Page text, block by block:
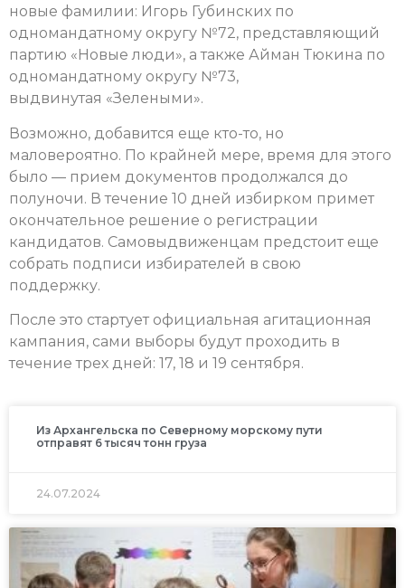
новые фамилии: Игорь Губинских по
одномандатному округу №72, представляющий
партию «Новые люди», а также Айман Тюкина по
одномандатному округу №73,
выдвинутая «Зелеными».
Возможно, добавится еще кто-то, но
маловероятно. По крайней мере, время для этого
было — прием документов продолжался до
полуночи. В течение 10 дней избирком примет
окончательное решение о регистрации
кандидатов. Самовыдвиженцам предстоит еще
собрать подписи избирателей в свою
поддержку.
После это стартует официальная агитационная
кампания, сами выборы будут проходить в
течение трех дней: 17, 18 и 19 сентября.
Из Архангельска по Северному морскому пути
отправят 6 тысяч тонн груза
24.07.2024